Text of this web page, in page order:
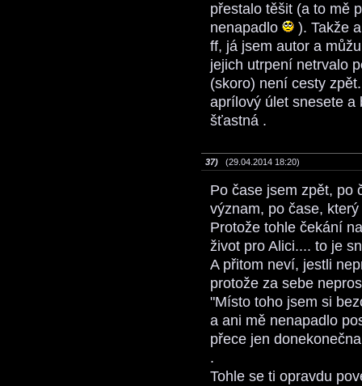
přestalo těšit (a to mě
nenapadlo
). Takže
ff, já jsem autor a
jejich utrpení netrvalo
(skoro) není cesty
aprílový úlet snesete a
šťastná .
37) (29.04.2014 18:20)
Po čase jsem zpět, po
význam, po čase,
Protože tohle čekání
život pro Alici.... to je
A přitom neví, jestli
protože za sebe
"Místo toho jsem si
a ani mě nenapadlo
přece jen
.
Tohle se ti opravdu